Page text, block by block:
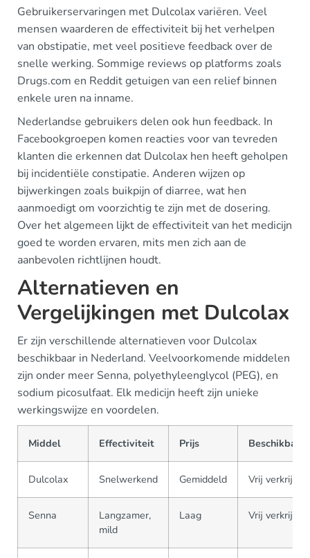
Gebruikerservaringen met Dulcolax variëren. Veel
mensen waarderen de effectiviteit bij het verhelpen
van obstipatie, met veel positieve feedback over de
snelle werking. Sommige reviews op platforms zoals
Drugs.com en Reddit getuigen van een relief binnen
enkele uren na inname.
Nederlandse gebruikers delen ook hun feedback. In
Facebookgroepen komen reacties voor van tevreden
klanten die erkennen dat Dulcolax hen heeft geholpen
bij incidentiële constipatie. Anderen wijzen op
bijwerkingen zoals buikpijn of diarree, wat hen
aanmoedigt om voorzichtig te zijn met de dosering.
Over het algemeen lijkt de effectiviteit van het medicijn
goed te worden ervaren, mits men zich aan de
aanbevolen richtlijnen houdt.
Alternatieven en
Vergelijkingen met Dulcolax
Er zijn verschillende alternatieven voor Dulcolax
beschikbaar in Nederland. Veelvoorkomende middelen
zijn onder meer Senna, polyethyleenglycol (PEG), en
sodium picosulfaat. Elk medicijn heeft zijn unieke
werkingswijze en voordelen.
Middel Effectiviteit Prijs
Dulcolax Snelwerkend Gemiddeld Vrij
Senna
Langzamer,
mild
Laag Vrij